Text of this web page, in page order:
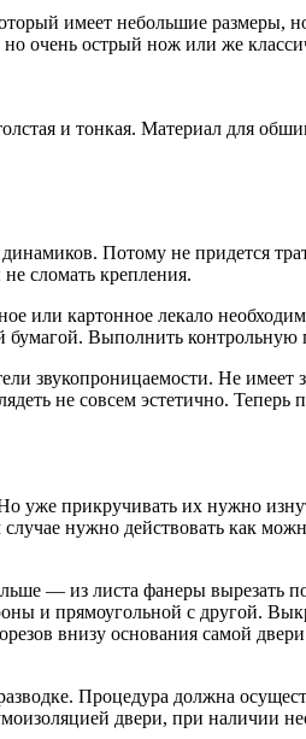
имеет небольшие
очень острый нож или же
и тонкая. Материал для
Потому не придется
сломать крепления.
или картонное лекало
Выполнить контрольную
звукопроницаемости. Не имеет
не совсем эстетично. Теперь
прикручивать их нужно
нужно действовать как
— из листа фанеры вырезать
и прямоугольной с другой.
внизу основания самой
Процедура должна
двери, при наличии